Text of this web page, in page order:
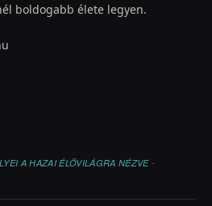
boldogabb élete legyen.
A HAZAI ÉLŐVILÁGRA NÉZVE-